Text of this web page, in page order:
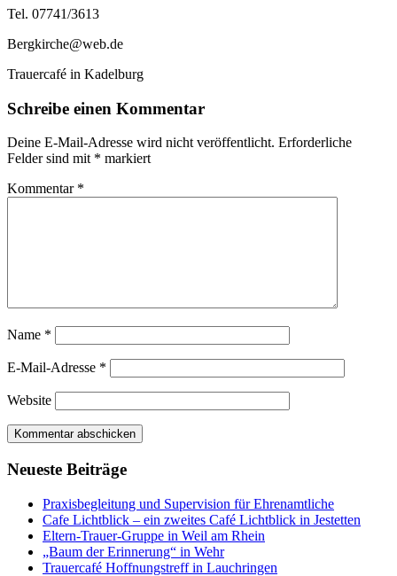
Tel. 07741/3613
Bergkirche@web.de
Trauercafé in Kadelburg
Schreibe einen Kommentar
Deine E-Mail-Adresse wird nicht veröffentlicht. Erforderliche
Felder sind mit * markiert
Kommentar *
Name *
E-Mail-Adresse *
Website
Neueste Beiträge
Praxisbegleitung und Supervision für Ehrenamtliche
Cafe Lichtblick – ein zweites Café Lichtblick in Jestetten
Eltern-Trauer-Gruppe in Weil am Rhein
„Baum der Erinnerung“ in Wehr
Trauercafé Hoffnungstreff in Lauchringen